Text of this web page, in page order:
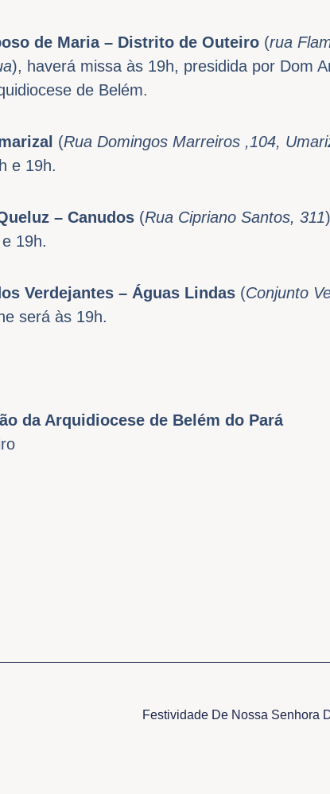
de Maria – Distrito de Outeiro (rua
), haverá missa às 19h, presidida por Dom
de Belém.
(Rua Domingos Marreiros ,104,
e 19h.
– Canudos (Rua Cipriano Santos, 311
19h.
Verdejantes – Águas Lindas (Conjunto
será às 19h.
da Arquidiocese de Belém do Pará